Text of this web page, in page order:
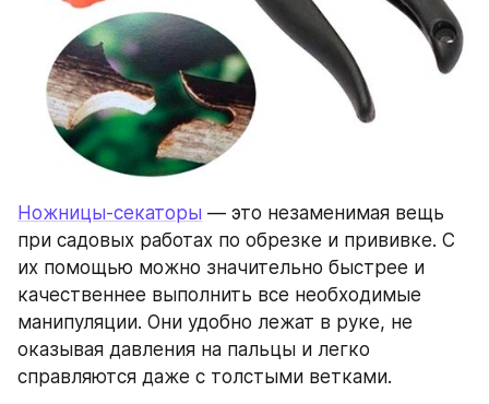
Ножницы-секаторы — это незаменимая вещь
при садовых работах по обрезке и прививке. С
их помощью можно значительно быстрее и
качественнее выполнить все необходимые
манипуляции. Они удобно лежат в руке, не
оказывая давления на пальцы и легко
справляются даже с толстыми ветками.